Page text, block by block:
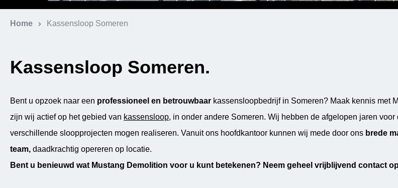
Home Kassensloop Someren
Kassensloop Someren.
Bent u opzoek naar een professioneel en betrouwbaar kassensloopbedrijf in Someren? Maak kennis met
zijn wij actief op het gebied van kassensloop, in onder andere Someren. Wij hebben de afgelopen jaren
verschillende sloopprojecten mogen realiseren. Vanuit ons hoofdkantoor kunnen wij mede door ons brede
team, daadkrachtig opereren op locatie.
Bent u benieuwd wat Mustang Demolition voor u kunt betekenen? Neem geheel vrijblijvend contact